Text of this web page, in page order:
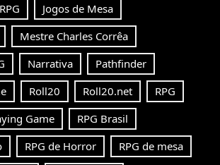
Jogos de Mesa
Mestre Charles Corrêa
Narrativa
Pathfinder
Roll20 Roll20.net
RPG
Game
RPG Brasil
RPG de Horror
RPG de mesa